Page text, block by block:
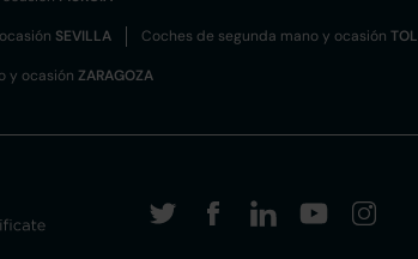
SEVILLA Coches de segunda mano y ocasión
y ocasión ZARAGOZA